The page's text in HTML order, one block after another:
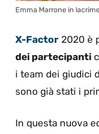
Emma Marrone in
X-Factor 2020 è
dei partecipanti
i team dei giudici
sono già stati i
In questa nuova